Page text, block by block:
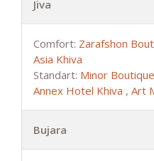
Jiva
Comfort: Zarafshon
Asia Khiva
Standart: Minor
Annex Hotel Khiva , Art
Bujara